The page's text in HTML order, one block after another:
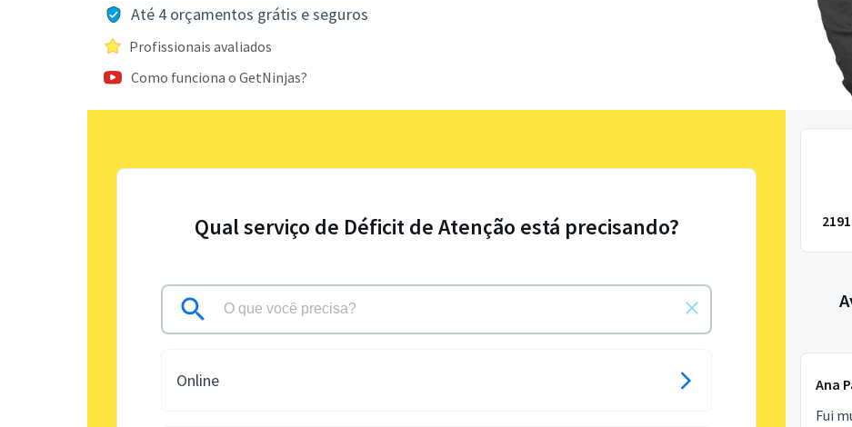
Até 4 orçamentos grátis e seguros
Profissionais avaliados
Como funciona o GetNinjas?
Qual serviço de Déficit de Atenção está precisando?
Online
2191
Ana
Fui